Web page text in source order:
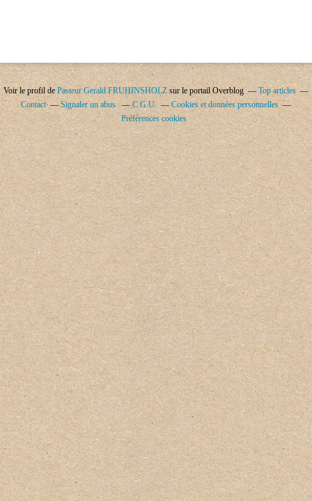
Voir le profil de Pasteur Gerald FRUHINSHOLZ sur le portail Overblog
Top articles
Contact
Signaler un abus C.G.U.
Cookies et données personnelles
Préférences cookies